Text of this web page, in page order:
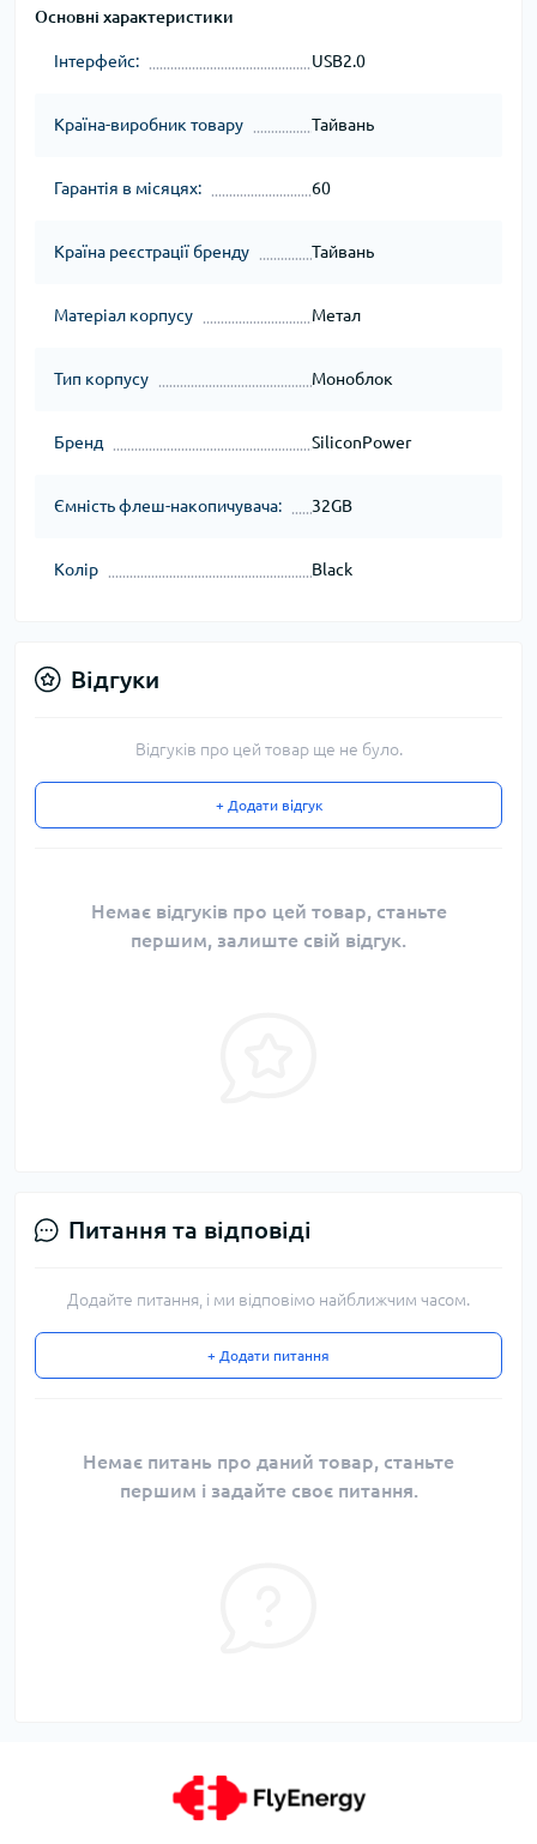
Основні характеристики
Інтерфейс: USB2.0
Країна-виробник товару Тайвань
Гарантія в місяцях: 60
Країна реєстрації бренду Тайвань
Матеріал корпусу Метал
Тип корпусу Моноблок
Бренд SiliconPower
Ємність флеш-накопичувача: 32GB
Колір Black
Відгуки
Відгуків про цей товар ще не було.
+ Додати відгук
Немає відгуків про цей товар, станьте
першим, залиште свій відгук.
Питання та відповіді
Додайте питання, і ми відповімо найближчим часом.
+ Додати питання
Немає питань про даний товар, станьте
першим і задайте своє питання.